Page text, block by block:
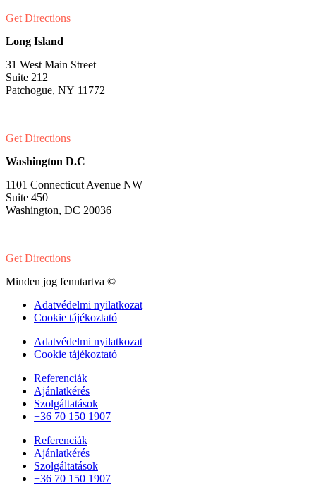
Get Directions
Long Island
31 West Main Street
Suite 212
Patchogue, NY 11772
Get Directions
Washington D.C
1101 Connecticut Avenue NW
Suite 450
Washington, DC 20036
Get Directions
Minden jog fenntartva ©
Adatvédelmi nyilatkozat
Cookie tájékoztató
Adatvédelmi nyilatkozat
Cookie tájékoztató
Referenciák
Ajánlatkérés
Szolgáltatások
+36 70 150 1907
Referenciák
Ajánlatkérés
Szolgáltatások
+36 70 150 1907